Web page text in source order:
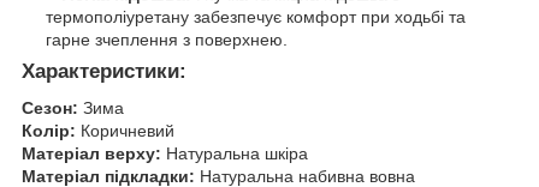
термополіуретану забезпечує комфорт при ходьбі та
гарне зчеплення з поверхнею.
Характеристики:
Сезон: Зима
Колір: Коричневий
Матеріал верху: Натуральна шкіра
Матеріал підкладки: Натуральна набивна вовна